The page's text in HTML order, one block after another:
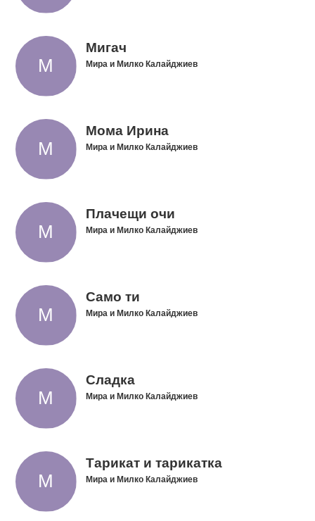
Мигач
Мира и Милко Калайджиев
Мома Ирина
Мира и Милко Калайджиев
Плачещи очи
Мира и Милко Калайджиев
Само ти
Мира и Милко Калайджиев
Сладка
Мира и Милко Калайджиев
Тарикат и тарикатка
Мира и Милко Калайджиев